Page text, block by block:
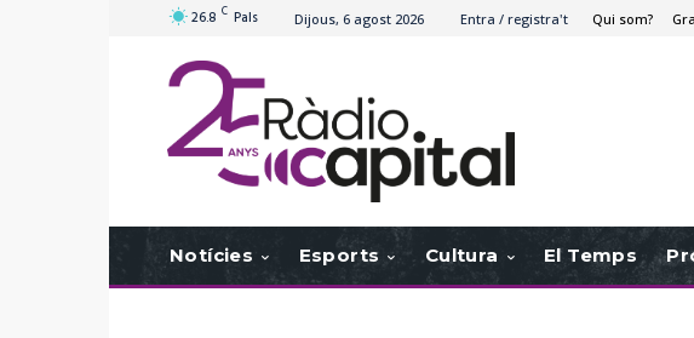
26.8 C Pals Dijous, 6 agost 2026 Entra / registra't Qui som?
Notícies Esports Cultura El Temps